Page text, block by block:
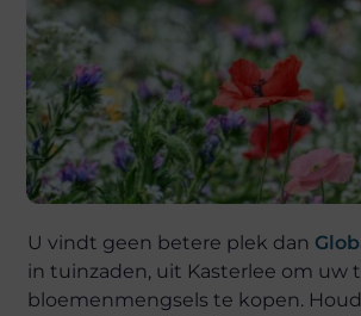
U vindt geen betere plek dan
in tuinzaden, uit Kasterlee om uw
bloemenmengsels te kopen.